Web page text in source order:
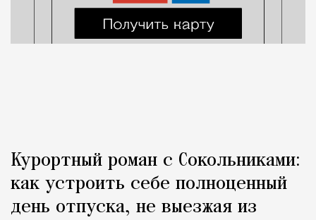
Курортный роман с Сокольниками:
как устроить себе полноценный
день отпуска, не выезжая из